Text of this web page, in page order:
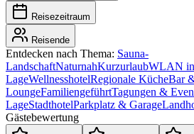
Reisezeitraum
Reisende
Entdecken nach Thema: Sauna-
LandschaftNaturnahKurzurlaubWLAN
LageWellnesshotelRegionale KücheBar
LoungeFamiliengeführtTagungen &
LageStadthotelParkplatz & Garage
Gästebewertung